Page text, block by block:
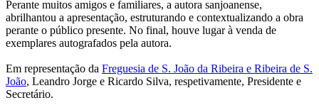
Perante muitos amigos e familiares, a autora sanjoanense,
abrilhantou a apresentação, estruturando e contextualizando a obra
perante o público presente. No final, houve lugar à venda de
exemplares autografados pela autora.
Em representação da Freguesia de S. João da Ribeira e Ribeira de S.
João, Leandro Jorge e Ricardo Silva, respetivamente, Presidente e
Secretário.